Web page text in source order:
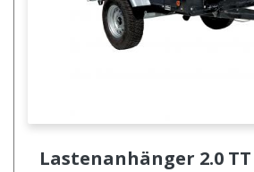
Lastenanhänger 2.0 TT